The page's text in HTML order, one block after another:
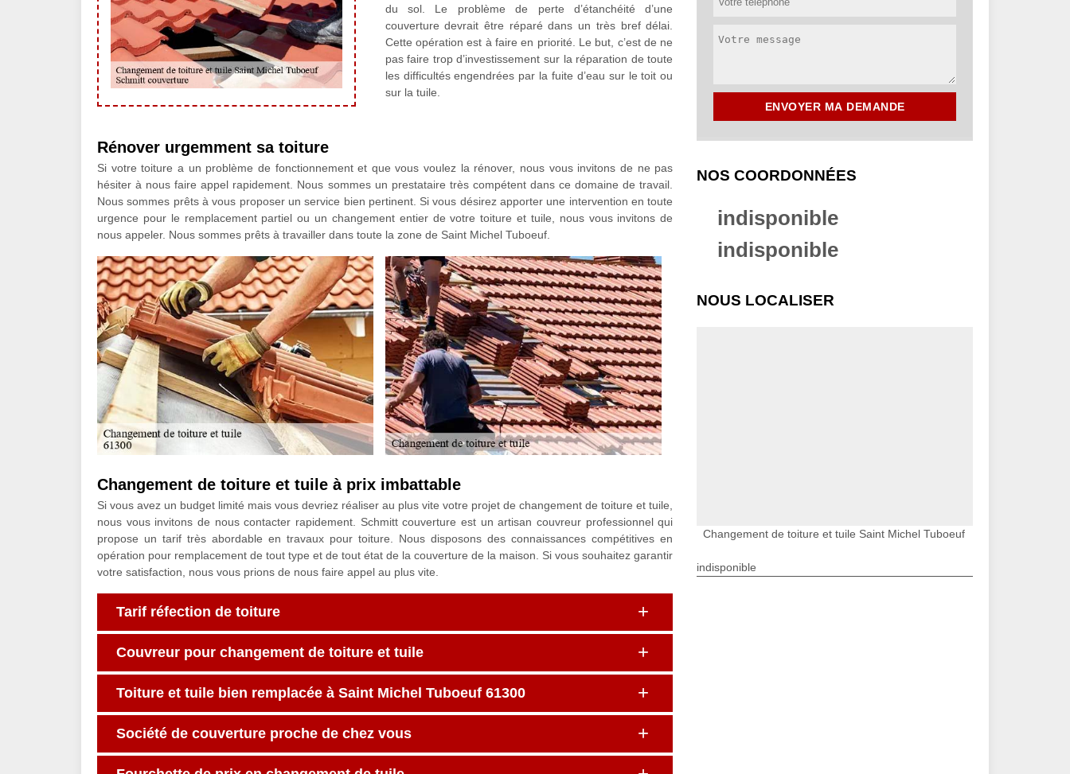
du sol. Le problème de perte d’étanchéité d’une
couverture devrait être réparé dans un très bref délai.
Cette opération est à faire en priorité. Le but, c’est de ne
pas faire trop d’investissement sur la réparation de toute
les difficultés engendrées par la fuite d’eau sur le toit ou
sur la tuile.
Rénover urgemment sa toiture
Si votre toiture a un problème de fonctionnement et que vous voulez la rénover, nous vous invitons de ne pas
hésiter à nous faire appel rapidement. Nous sommes un prestataire très compétent dans ce domaine de travail.
Nous sommes prêts à vous proposer un service bien pertinent. Si vous désirez apporter une intervention en toute
urgence pour le remplacement partiel ou un changement entier de votre toiture et tuile, nous vous invitons de
nous appeler. Nous sommes prêts à travailler dans toute la zone de Saint Michel Tuboeuf.
Changement de toiture et tuile à prix imbattable
Si vous avez un budget limité mais vous devriez réaliser au plus vite votre projet de changement de toiture et tuile,
nous vous invitons de nous contacter rapidement. Schmitt couverture est un artisan couvreur professionnel qui
propose un tarif très abordable en travaux pour toiture. Nous disposons des connaissances compétitives en
opération pour remplacement de tout type et de tout état de la couverture de la maison. Si vous souhaitez garantir
votre satisfaction, nous vous prions de nous faire appel au plus vite.
Tarif réfection de toiture
Couvreur pour changement de toiture et tuile
Toiture et tuile bien remplacée à Saint Michel Tuboeuf 61300
Société de couverture proche de chez vous
NOS COORDONNÉES
indisponible
indisponible
NOUS LOCALISER
Changement de toiture et tuile Saint Michel Tuboeuf
indisponible